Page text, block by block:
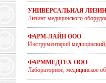
УНИВЕРСАЛЬНАЯ
Лизинг медицинского
ФАРМ-ЛАЙН ООО
Инструментарий
ФАРММЕДТЕХ ООО
Лабораторное, медицинское